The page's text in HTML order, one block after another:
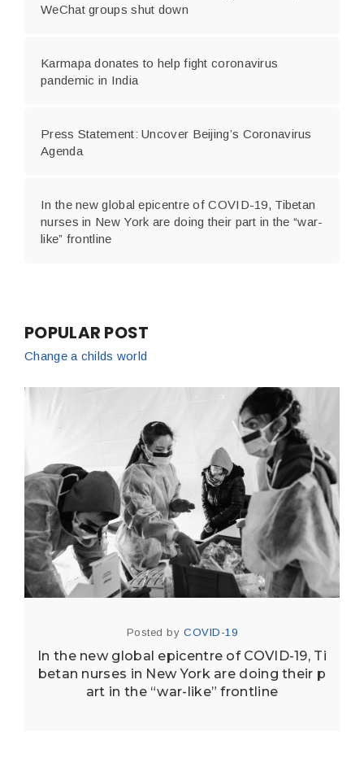
WeChat groups shut down
Karmapa donates to help fight coronavirus
pandemic in India
Press Statement: Uncover Beijing’s Coronavirus
Agenda
In the new global epicentre of COVID-19, Tibetan
nurses in New York are doing their part in the “war-
like” frontline
POPULAR POST
Change a childs world
Posted byCOVID-19
In the new global epicentre of COVID-19, Ti
betan nurses in New York are doing their p
art in the “war-like” frontline